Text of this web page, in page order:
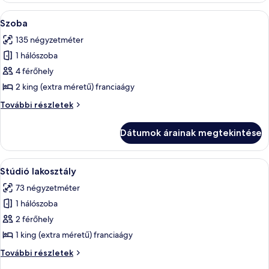
A
következő
szoba
összes
képének
megtekintése:
Szoba
Egy modern szállodai szoba,
5
Szoba
135 négyzetméter
1 hálószoba
4 férőhely
2 king (extra méretű) franciaágy
További részletek
Szoba
Dátumok árainak megtekintése
A
következő
szoba
összes
képének
megtekintése:
Stúdió
lakosztály
Egy szállodai szoba, amelyben egy
4
Stúdió lakosztály
73 négyzetméter
1 hálószoba
2 férőhely
1 king (extra méretű) franciaágy
További részletek
Stúdió